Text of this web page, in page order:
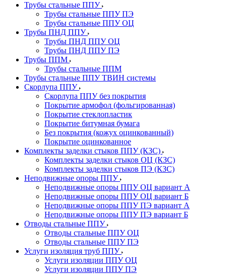
Трубы стальные ППУ
Трубы стальные ППУ ПЭ
Трубы стальные ППУ ОЦ
Трубы ПНД ППУ
Трубы ПНД ППУ ОЦ
Трубы ПНД ППУ ПЭ
Трубы ППМ
Трубы стальные ППМ
Трубы стальные ППУ ТВИН системы
Скорлупа ППУ
Скорлупа ППУ без покрытия
Покрытие армофол (фольгированная)
Покрытие стеклопластик
Покрытие битумная бумага
Без покрытия (кожух оцинкованный)
Покрытие оцинкованное
Комплекты заделки стыков ППУ (КЗС)
Комплекты заделки стыков ОЦ (КЗС)
Комплекты заделки стыков ПЭ (КЗС)
Неподвижные опоры ППУ
Неподвижные опоры ППУ ОЦ вариант А
Неподвижные опоры ППУ ОЦ вариант Б
Неподвижные опоры ППУ ПЭ вариант А
Неподвижные опоры ППУ ПЭ вариант Б
Отводы стальные ППУ
Отводы стальные ППУ ОЦ
Отводы стальные ППУ ПЭ
Услуги изоляция труб ППУ
Услуги изоляции ППУ ОЦ
Услуги изоляции ППУ ПЭ